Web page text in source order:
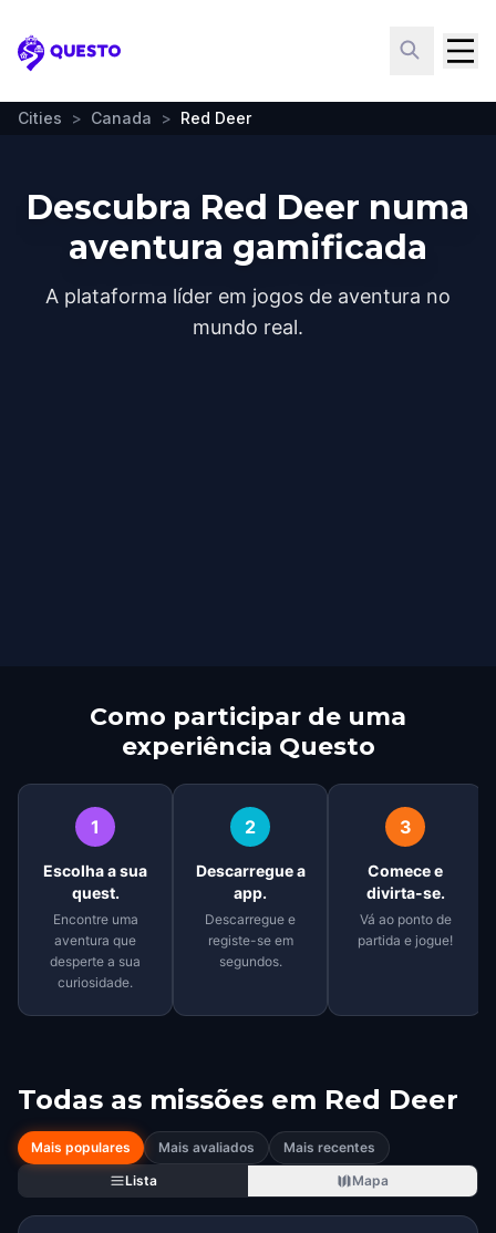
Questo
Cities > Canada > Red Deer
Descubra Red Deer numa
aventura gamificada
A plataforma líder em jogos de aventura no
mundo real.
Como participar de uma
experiência Questo
1
Escolha a sua
quest.
Encontre uma
aventura que
desperte a sua
curiosidade.
2
Descarregue a
app.
Descarregue e
registe-se em
segundos.
3
Comece e
divirta-se.
Vá ao ponto de
partida e jogue!
Todas as missões em Red Deer
Mais populares Mais avaliados
Mais recentes
Lista
Mapa